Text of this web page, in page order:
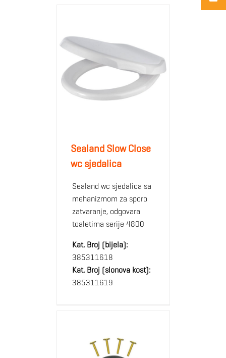
Sealand Slow Close
wc sjedalica
Sealand wc sjedalica sa
mehanizmom za sporo
zatvaranje, odgovara
toaletima serije 4800
Kat. Broj (bijela):
385311618
Kat. Broj (slonova kost):
385311619